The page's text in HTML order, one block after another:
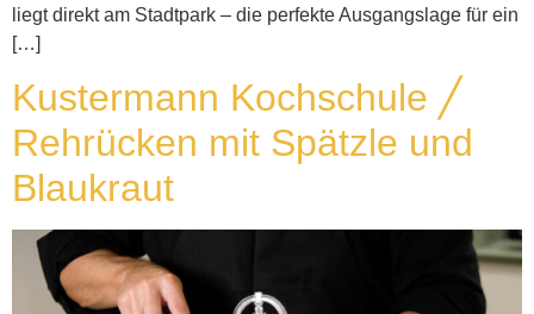
liegt direkt am Stadtpark – die perfekte Ausgangslage für ein
[…]
Kustermann Kochschule ╱
Rehrücken mit Spätzle und
Blaukraut